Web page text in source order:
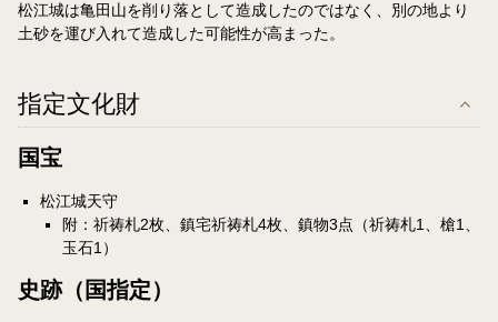
松江城は亀田山を削り落として造成したのではなく、別の地より
土砂を運び入れて造成した可能性が高まった。
指定文化財
国宝
松江城天守
附：祈祷札2枚、鎮宅祈祷札4枚、鎮物3点（祈祷札1、槍1、
玉石1）
史跡（国指定）